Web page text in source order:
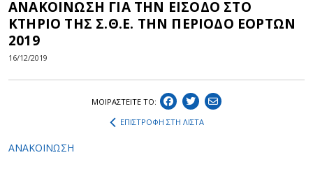
ΑΝΑΚΟΙΝΩΣΗ ΓΙΑ ΤΗΝ ΕΙΣΟΔΟ ΣΤΟ
ΚΤΗΡΙΟ ΤΗΣ Σ.Θ.Ε. ΤΗΝ ΠΕΡΙΟΔΟ ΕΟΡΤΩΝ
2019
16/12/2019
ΜΟΙΡΑΣΤEIΤΕ ΤΟ:
ΕΠΙΣΤΡΟΦΗ ΣΤΗ ΛΙΣΤΑ
ΑΝΑΚΟΙΝΩΣΗ